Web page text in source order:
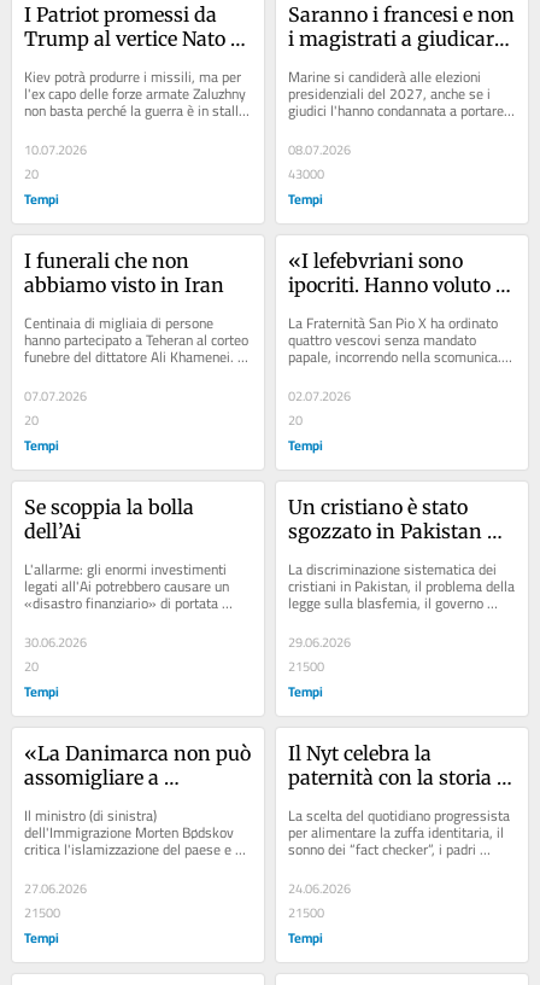
I Patriot promessi da
Trump al vertice Nato
in Ucraina
Kiev potrà produrre i missili, ma per
l'ex capo delle forze armate Zaluzhny
non basta perché la guerra è in stallo
e la Russia «non sta perdendo»
10.07.2026
20
Tempi
Saranno i francesi e non
i magistrati a giudicare
Marine si candiderà alle elezioni
presidenziali del 2027, anche se i
giudici l'hanno condannata a portare il
braccialetto elettronico in
campagna...
08.07.2026
43000
Tempi
I funerali che non
abbiamo visto in Iran
Centinaia di migliaia di persone
hanno partecipato a Teheran al corteo
funebre del dittatore Ali Khamenei.
giovani...
07.07.2026
20
Tempi
«I lefebvriani sono
ipocriti. Hanno voluto lo
La Fraternità San Pio X ha ordinato
quattro vescovi senza mandato
papale, incorrendo nella scomunica.
Intervista al vaticanista del Foglio
Matteo...
02.07.2026
20
Tempi
Se scoppia la bolla
dell’Ai
L'allarme: gli enormi investimenti
legati all'Ai potrebbero causare un
«disastro finanziario» di portata
30.06.2026
20
Tempi
Un cristiano è stato
sgozzato in Pakistan
La discriminazione sistematica dei
cristiani in Pakistan, il problema della
legge sulla blasfemia, il governo
ostaggio degli estremisti.
Rassegna...
29.06.2026
21500
Tempi
«La Danimarca non può
assomigliare a
Il ministro (di sinistra)
dell'Immigrazione Morten Bødskov
critica l'islamizzazione del paese e
propone di vietare la chiamata alla
preghiera dai...
27.06.2026
21500
Tempi
Il Nyt celebra la
paternità con la storia di
può andare storto?
La scelta del quotidiano progressista
per alimentare la zuffa identitaria, il
sonno dei “fact checker”, i padri
cancellati. Rassegna ragionata dal
web
24.06.2026
21500
Tempi